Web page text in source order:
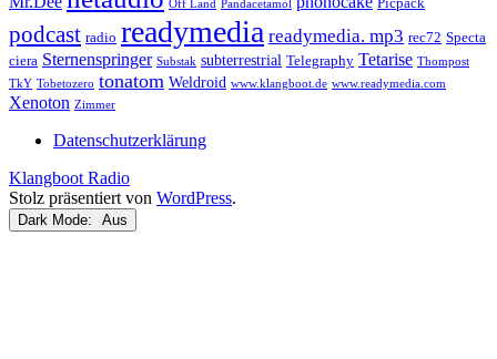
Off Land Pandacetamol Picpack
podcast radio readymedia readymedia. mp3 rec72 Specta
ciera Sternenspringer Substak subterrestrial Telegraphy Tetarise Thompost
TkY Tobetozero tonatom Weldroid www.klangboot.de www.readymedia.com
Xenoton Zimmer
Datenschutzerklärung
Klangboot Radio
Stolz präsentiert von WordPress.
Dark Mode: